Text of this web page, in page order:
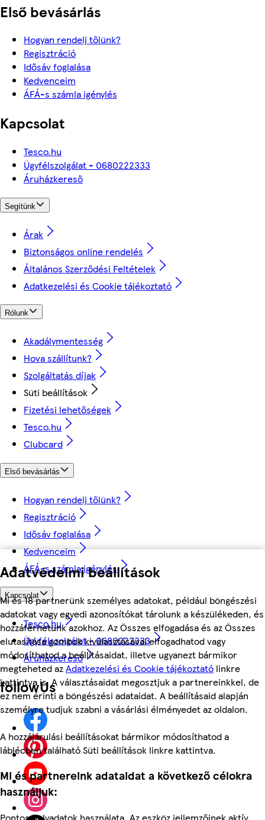
Adatvédelmi beállítások
Mi és 18 partnerünk személyes adatokat, például böngészési
adatokat vagy egyedi azonosítókat tárolunk a készülékeden, és
hozzáférhetünk azokhoz. Az Összes elfogadása és az Összes
elutasítása gombok kiválasztásával elfogadhatod vagy
módosíthatod a beállításaidat, illetve ugyanezt bármikor
megteheted azAdatkezelési és Cookie tájékoztató linkre
kattintva is. A választásaidat megosztjuk a partnereinkkel, de
ez nem érinti a böngészési adataidat. A beállításaid alapján
személyre tudjuk szabni a vásárlási élményedet az oldalon.
A hozzájárulási beállításokat bármikor módosíthatod a
láblécben található Süti beállítások linkre kattintva.
Mi és partnereink adataidat a következő célokra
használjuk:
Első bevásárlás
Hogyan rendelj tőlünk?
Regisztráció
Idősáv foglalása
Kedvenceim
ÁFÁ-s számla igénylés
Kapcsolat
Tesco.hu
Ügyfélszolgálat - 0680222333
Áruházkereső
Segítünk
Árak
Biztonságos online rendelés
Általános Szerződési Feltételek
Adatkezelési és Cookie tájékoztató
Rólunk
Akadálymentesség
Hova szállítunk?
Szolgáltatás díjak
Süti beállítások
Fizetési lehetőségek
Tesco.hu
Clubcard
Első bevásárlás
Hogyan rendelj tőlünk?
Regisztráció
Idősáv foglalása
Kedvenceim
ÁFÁ-s számla igénylés
Kapcsolat
Tesco.hu
Ügyfélszolgálat - 0680222333
Áruházkereső
followUs